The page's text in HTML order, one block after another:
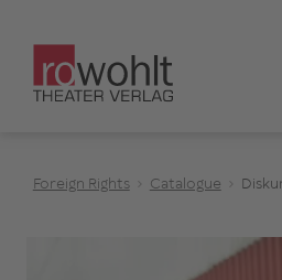
Foreign Rights Catalogue